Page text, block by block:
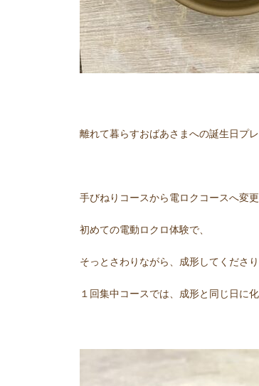
離れて暮らすおばあさまへの誕生日プ
手びねりコースから電ロクコースへ変更
初めての電動ロクロ体験で、
そっとさわりながら、成形してくださり
１回集中コースでは、成形と同じ日に